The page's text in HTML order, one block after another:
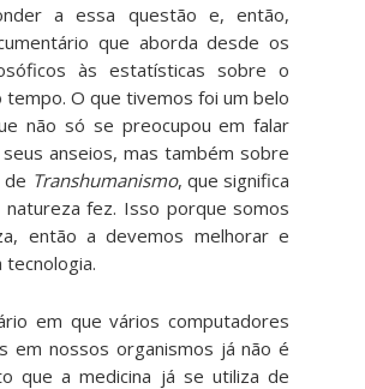
a essa questão e, então,
que aborda desde os
às estatísticas sobre o
tempo. O que tivemos foi um belo
não só se preocupou em falar
anseios, mas também sobre
de Transhumanismo, que significa
fez. Isso porque somos
então a devemos melhorar e
em que vários computadores
em nossos organismos já não é
que a medicina já se utiliza de